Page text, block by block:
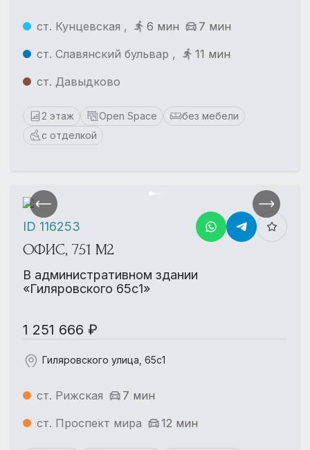
ст. Кунцевская , 6 мин
7 мин
ст. Славянский бульвар ,
11 мин
ст. Давыдково
2 этаж Open Space
без мебели
с отделкой
ОФИС, 751 М2
В административном здании
«Гиляровского 65с1»
1 251 666 ₽
Гиляровского улица, 65с1
ст. Рижская
7 мин
ст. Проспект мира
12 мин
ID 116253